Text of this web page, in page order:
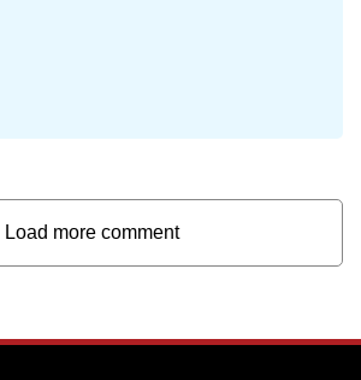
Load more comment